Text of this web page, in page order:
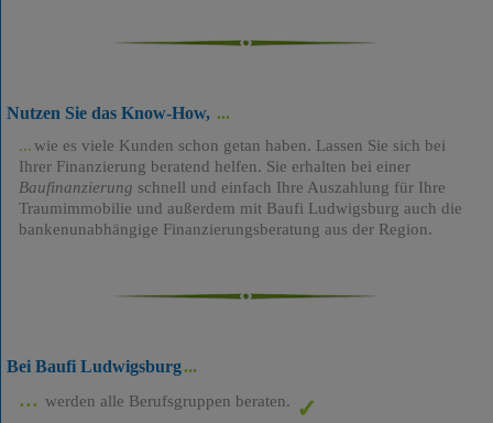
Nutzen Sie das Know-How,
wie es viele Kunden schon getan haben. Lassen Sie sich bei
Ihrer Finanzierung beratend helfen. Sie erhalten bei einer
Baufinanzierung schnell und einfach Ihre Auszahlung für Ihre
Traumimmobilie und außerdem mit Baufi Ludwigsburg auch die
bankenunabhängige Finanzierungsberatung aus der Region.
Bei Baufi Ludwigsburg
werden alle Berufsgruppen beraten.